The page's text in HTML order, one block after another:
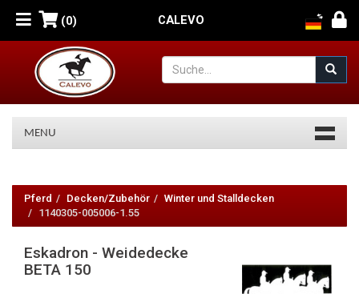
(0) CALEVO
MENU
Weidedecke
BETA
Pferd Decken/Zubehör
Winter und Stalldecken
1140305-005006-1.55
Eskadron - Weidedecke
BETA 150